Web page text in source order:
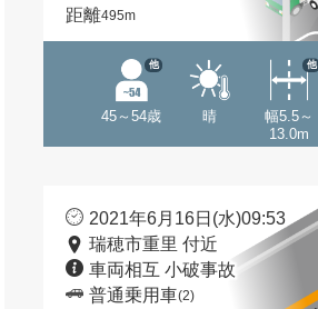
距離495m
45～54歳
他
晴
幅5.5～
13.0m
他
2021年6月16日(水)09:53
瑞穂市重里 付近
車両相互 小破事故
普通乗用車(2)